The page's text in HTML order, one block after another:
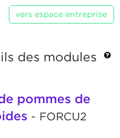
vers espace entreprise
des modules
pommes de
- FORCU2